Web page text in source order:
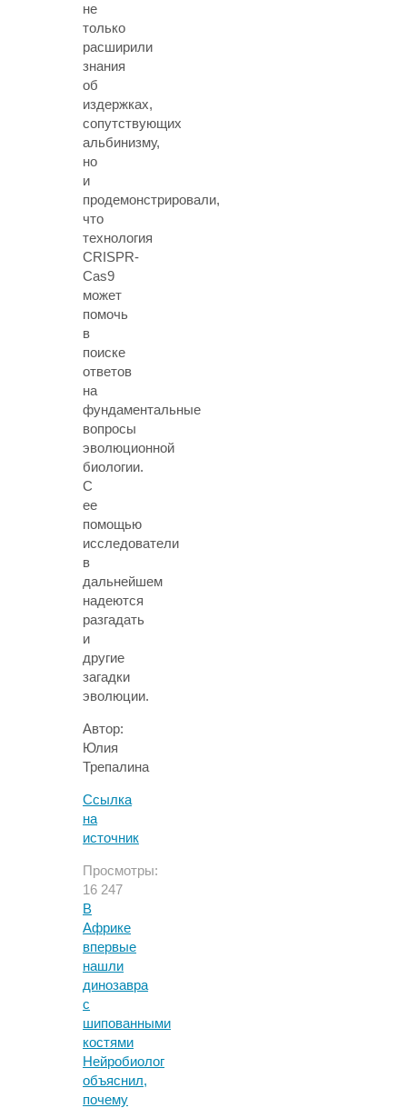
не
только
расширили
знания
об
издержках,
сопутствующих
альбинизму,
но
и
продемонстрировали,
что
технология
CRISPR-
Cas9
может
помочь
в
поиске
ответов
на
фундаментальные
вопросы
эволюционной
биологии.
С
ее
помощью
исследователи
в
дальнейшем
надеются
разгадать
и
другие
загадки
эволюции.
Автор:
Юлия
Трепалина
Ссылка
на
источник
Просмотры:
16 247
В
Африке
впервые
нашли
динозавра
с
шипованными
костями
Нейробиолог
объяснил,
почему